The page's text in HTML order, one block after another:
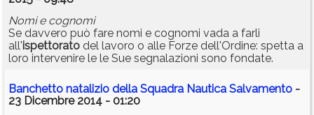
Nomi e cognomi
Se davvero può fare nomi e cognomi vada a farli
all'ispettorato del lavoro o alle Forze dell'Ordine: spetta a
loro intervenire le le Sue segnalazioni sono fondate.
Banchetto natalizio della Squadra Nautica Salvamento -
23 Dicembre 2014 - 01:20